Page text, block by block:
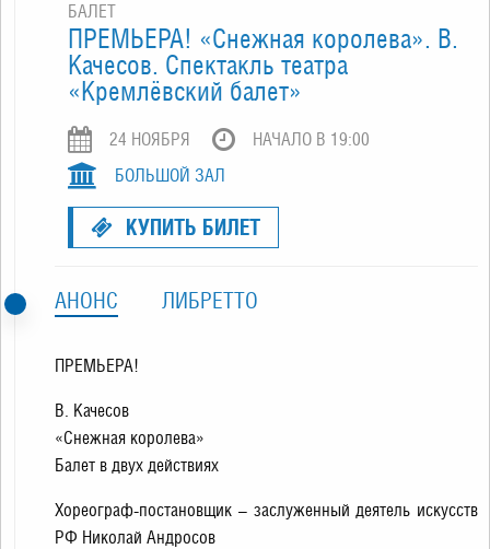
БАЛЕТ
ПРЕМЬЕРА! «Снежная королева». В.
Качесов. Спектакль театра
«Кремлёвский балет»
24 НОЯБРЯ
НАЧАЛО В 19:00
БОЛЬШОЙ ЗАЛ
КУПИТЬ БИЛЕТ
АНОНС ЛИБРЕТТО
ПРЕМЬЕРА!
В. Качесов
«Снежная королева»
Балет в двух действиях
Хореограф-постановщик – заслуженный деятель искусств
РФ Николай Андросов